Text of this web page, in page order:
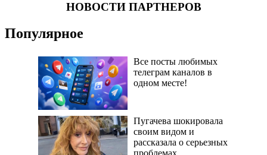
НОВОСТИ ПАРТНЕРОВ
Популярное
Все посты любимых
телеграм каналов в
одном месте!
Пугачева шокировала
своим видом и
рассказала о серьезных
проблемах